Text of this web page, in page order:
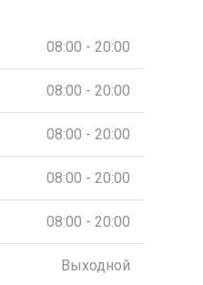
08:00 - 20:00
08:00 - 20:00
08:00 - 20:00
08:00 - 20:00
08:00 - 20:00
Выходной